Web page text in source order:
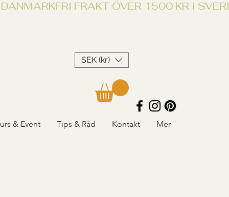
SEK (kr)
& Event Tips & Råd Kontakt Mer